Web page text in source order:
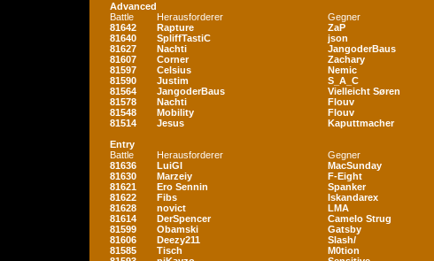
Advanced
Battle
Herausforderer Gegner
81642
Rapture ZaP
81640
SpliffTastiC json
81627
Nachti JangoderBaus
81607
Corner Zachary
81597
Celsius Nemic
81590
Justim S_A_C
81564
JangoderBaus Vielleicht Søren
81578
Nachti Flouv
81548
Mobility Flouv
81514
Jesus Kaputtmacher
Entry
Battle
Herausforderer Gegner
81636
LuiGI MacSunday
81630
Marzeiy F-Eight
81621
Ero Sennin Spanker
81622
Fibs Iskandarex
81628
novict LMA
81614
DerSpencer Camelo Strug
81599
Obamski Gatsby
81606
Deezy211 Slash/
81585
Tisch M0tion